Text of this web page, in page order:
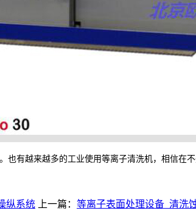
有越来越多的工业使用等离子清洗机，相信在
纵系统 上一篇： 等离子表面处理设备_清洗